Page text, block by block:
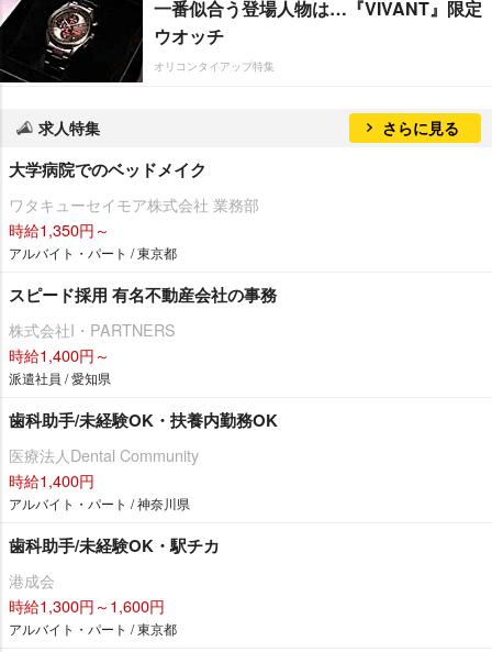
一番似合う登場人物は…『VIVANT』限定
ウオッチ
オリコンタイアップ特集
求人特集 さらに見る
大学病院でのベッドメイク
ワタキューセイモア株式会社 業務部
時給1,350円～
アルバイト・パート / 東京都
スピード採用 有名不動産会社の事務
株式会社I・PARTNERS
時給1,400円～
派遣社員 / 愛知県
歯科助手/未経験OK・扶養内勤務OK
医療法人Dental Community
時給1,400円
アルバイト・パート / 神奈川県
歯科助手/未経験OK・駅チカ
港成会
時給1,300円～1,600円
アルバイト・パート / 東京都